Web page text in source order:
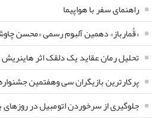
راهنمای سفر با هواپیما
«قُمارباز» دهمین آلبوم رسمی «محسن
تحلیل رمان عقاید یک دلقک اثر
پرکارترین بازیگران سی وهفتمین
جلوگیری از سرخوردن اتومبیل در